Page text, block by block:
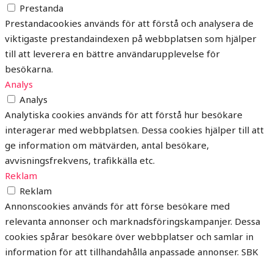
Prestanda
Prestandacookies används för att förstå och analysera de
viktigaste prestandaindexen på webbplatsen som hjälper
till att leverera en bättre användarupplevelse för
besökarna.
Analys
Analys
Analytiska cookies används för att förstå hur besökare
interagerar med webbplatsen. Dessa cookies hjälper till att
ge information om mätvärden, antal besökare,
avvisningsfrekvens, trafikkälla etc.
Reklam
Reklam
Annonscookies används för att förse besökare med
relevanta annonser och marknadsföringskampanjer. Dessa
cookies spårar besökare över webbplatser och samlar in
information för att tillhandahålla anpassade annonser. SBK